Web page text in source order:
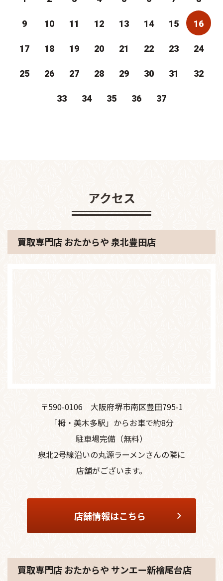
9 10 11 12 13 14 15 16
17 18 19 20 21 22 23 24
25 26 27 28 29 30 31 32
33 34 35 36 37
アクセス
買取専門店 おたからや 泉北豊田店
〒590-0106 大阪府堺市南区豊田795-1
「栂・美木多駅」からお車で約8分
駐車場完備（無料）
泉北2号線沿いの丸源ラーメンさんの隣に
店舗がございます。
店舗情報はこちら
買取専門店 おたからや サンエー新檜尾台店